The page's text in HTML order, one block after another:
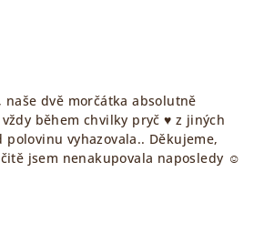
je 5 z 5 hvězdiček.
naše dvě morčátka absolutně
během chvilky pryč ♥️ z jiných
polovinu vyhazovala.. Děkujeme,
jsem nenakupovala naposledy ☺️